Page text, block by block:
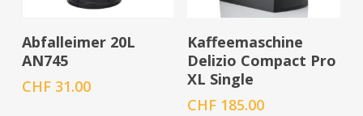
In den Warenkorb
Abfalleimer 20L
AN745
CHF31.00
In den Warenkorb
Kaffeemaschine
Delizio Compact Pro
XL Single
CHF 185.00